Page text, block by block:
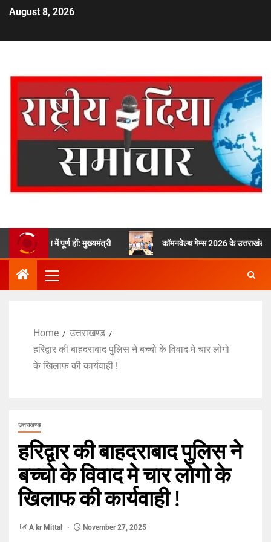
August 8, 2026
में पूर्ण हों: मुख्यमंत्री कॉमनवेल्थ गेम्स 2026 के उत्तराखंड के पदक
Home
उत्तराखण्ड
हरिद्वार की बाहदराबाद पुलिस ने बच्चो के विवाद मे चार लोगो
के खिलाफ की कार्यवाही !
उत्तराखण्ड
हरिद्वार की बाहदराबाद पुलिस ने
बच्चो के विवाद मे चार लोगो के
खिलाफ की कार्यवाही !
A kr Mittal November 27, 2025